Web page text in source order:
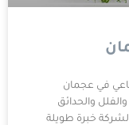
في عجمان
والحدائق
خبرة طويلة